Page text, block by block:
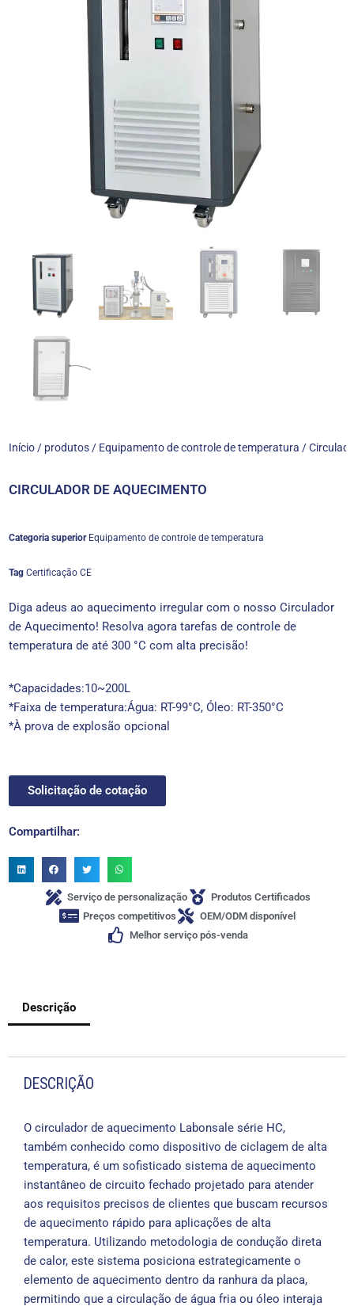
Início / produtos / Equipamento de controle de temperatura /
CIRCULADOR DE AQUECIMENTO
Categoria superior Equipamento de controle de temperatura
Tag Certificação CE
Diga adeus ao aquecimento irregular com o nosso Circulador
de Aquecimento! Resolva agora tarefas de controle de
temperatura de até 300 °C com alta precisão!
*Capacidades:10~200L
*Faixa de temperatura:Água: RT-99°C, Óleo: RT-350°C
*À prova de explosão opcional
Solicitação de cotação
Compartilhar:
Serviço de personalização
Produtos Certificados
Preços competitivos
OEM/ODM disponível
Melhor serviço pós-venda
Descrição
DESCRIÇÃO
O circulador de aquecimento Labonsale série HC,
também conhecido como dispositivo de ciclagem de alta
temperatura, é um sofisticado sistema de aquecimento
instantâneo de circuito fechado projetado para atender
aos requisitos precisos de clientes que buscam recursos
de aquecimento rápido para aplicações de alta
temperatura. Utilizando metodologia de condução direta
de calor, este sistema posiciona estrategicamente o
elemento de aquecimento dentro da ranhura da placa,
permitindo que a circulação de água fria ou óleo interaja